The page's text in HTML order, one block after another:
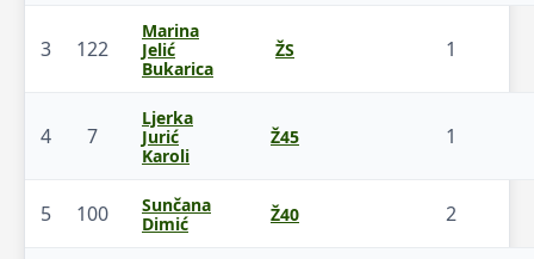
3 122
Marina
Jelić
Bukarica
ŽS 1
4 7
Ljerka
Jurić
Karoli
Ž45 1
5 100
Sunčana
Dimić
Ž40 2